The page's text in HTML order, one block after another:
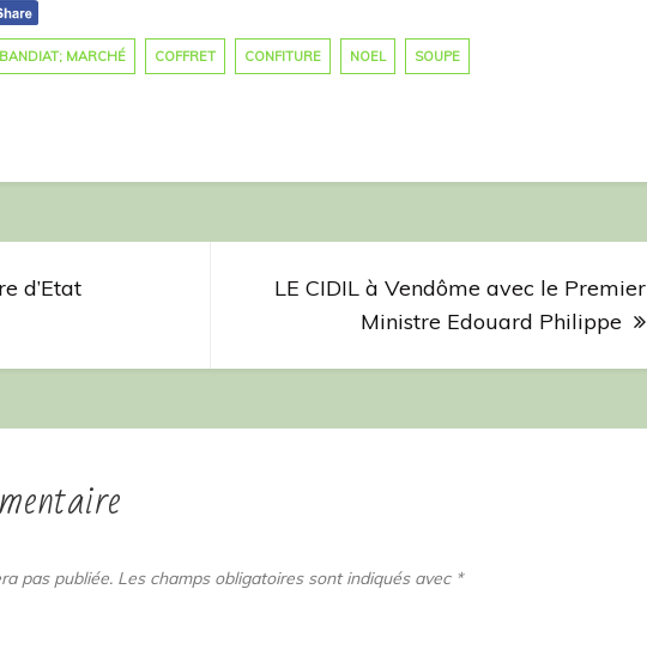
MARCHÉ COFFRET CONFITURE NOEL SOUPE
d’Etat
LE CIDIL à Vendôme avec le Premier
Ministre Edouard Philippe
pas publiée. Les champs obligatoires sont indiqués avec *